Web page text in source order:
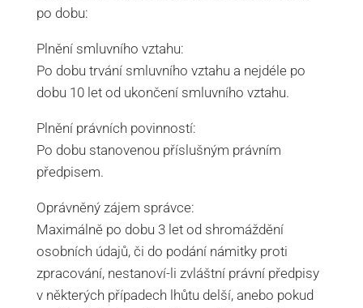
po dobu:
Plnění smluvního vztahu:
Po dobu trvání smluvního vztahu a nejdéle po
dobu 10 let od ukončení smluvního vztahu.
Plnění právních povinností:
Po dobu stanovenou příslušným právním
předpisem.
Oprávněný zájem správce:
Maximálně po dobu 3 let od shromáždění
osobních údajů, či do podání námitky proti
zpracování, nestanoví-li zvláštní právní předpisy
v některých případech lhůtu delší, anebo pokud